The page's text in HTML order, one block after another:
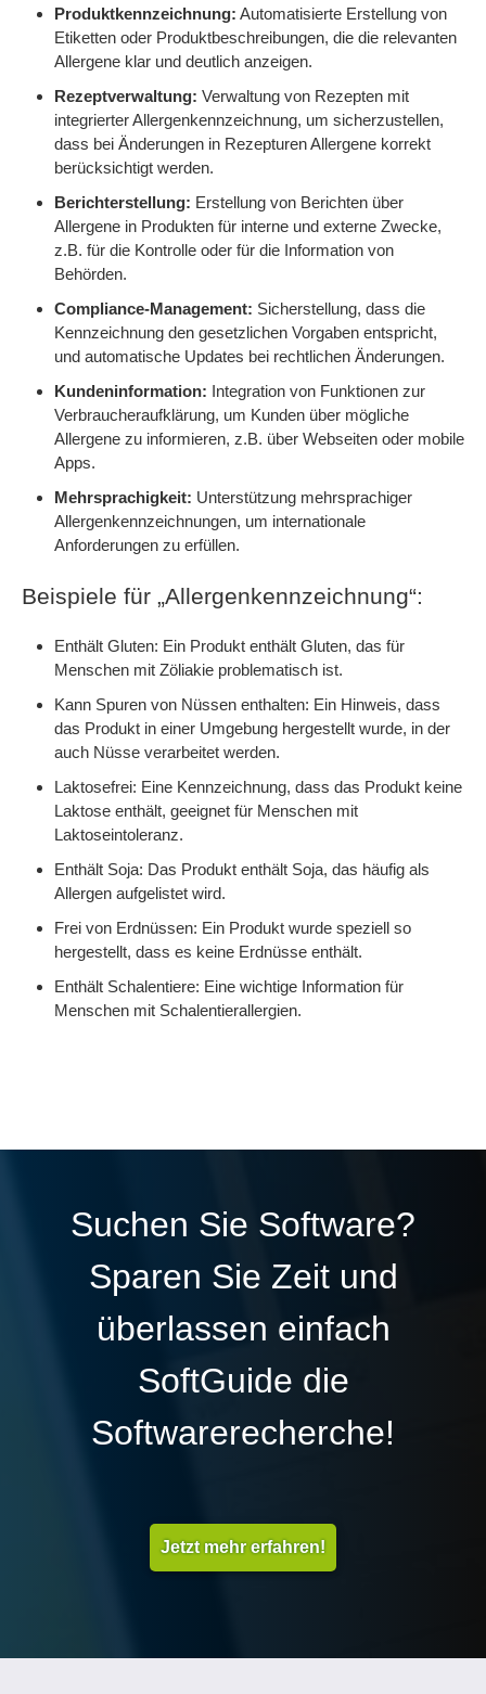
Produktkennzeichnung: Automatisierte Erstellung von
Etiketten oder Produktbeschreibungen, die die relevanten
Allergene klar und deutlich anzeigen.
Rezeptverwaltung: Verwaltung von Rezepten mit
integrierter Allergenkennzeichnung, um sicherzustellen,
dass bei Änderungen in Rezepturen Allergene korrekt
berücksichtigt werden.
Berichterstellung: Erstellung von Berichten über
Allergene in Produkten für interne und externe Zwecke,
z.B. für die Kontrolle oder für die Information von
Behörden.
Compliance-Management: Sicherstellung, dass die
Kennzeichnung den gesetzlichen Vorgaben entspricht,
und automatische Updates bei rechtlichen Änderungen.
Kundeninformation: Integration von Funktionen zur
Verbraucheraufklärung, um Kunden über mögliche
Allergene zu informieren, z.B. über Webseiten oder mobile
Apps.
Mehrsprachigkeit: Unterstützung mehrsprachiger
Allergenkennzeichnungen, um internationale
Anforderungen zu erfüllen.
Beispiele für „Allergenkennzeichnung“:
Enthält Gluten: Ein Produkt enthält Gluten, das für
Menschen mit Zöliakie problematisch ist.
Kann Spuren von Nüssen enthalten: Ein Hinweis, dass
das Produkt in einer Umgebung hergestellt wurde, in der
auch Nüsse verarbeitet werden.
Laktosefrei: Eine Kennzeichnung, dass das Produkt keine
Laktose enthält, geeignet für Menschen mit
Laktoseintoleranz.
Enthält Soja: Das Produkt enthält Soja, das häufig als
Allergen aufgelistet wird.
Frei von Erdnüssen: Ein Produkt wurde speziell so
hergestellt, dass es keine Erdnüsse enthält.
Enthält Schalentiere: Eine wichtige Information für
Menschen mit Schalentierallergien.
Suchen Sie Software?
Sparen Sie Zeit und
überlassen einfach
SoftGuide die
Softwarerecherche!
Jetzt mehr erfahren!